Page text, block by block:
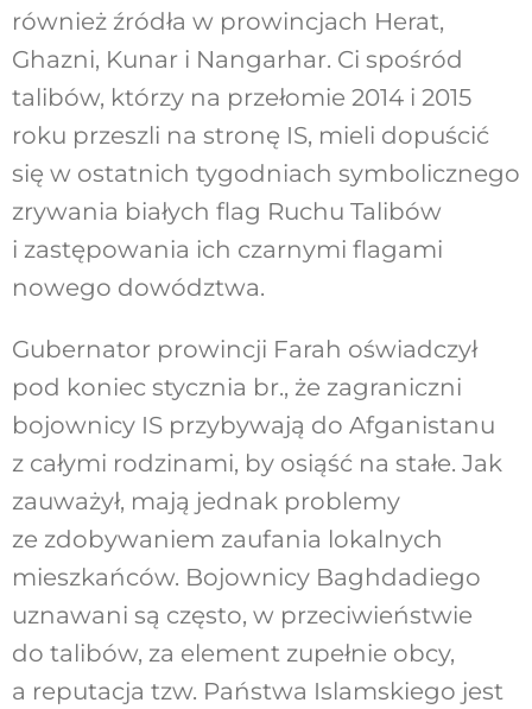
również źródła w prowincjach Herat,
Ghazni, Kunar i Nangarhar. Ci spośród
talibów, którzy na przełomie 2014 i 2015
roku przeszli na stronę IS, mieli dopuścić
się w ostatnich tygodniach symbolicznego
zrywania białych flag Ruchu Talibów
i zastępowania ich czarnymi flagami
nowego dowództwa.
Gubernator prowincji Farah oświadczył
pod koniec stycznia br., że zagraniczni
bojownicy IS przybywają do Afganistanu
z całymi rodzinami, by osiąść na stałe. Jak
zauważył, mają jednak problemy
ze zdobywaniem zaufania lokalnych
mieszkańców. Bojownicy Baghdadiego
uznawani są często, w przeciwieństwie
do talibów, za element zupełnie obcy,
a reputacja tzw. Państwa Islamskiego jest